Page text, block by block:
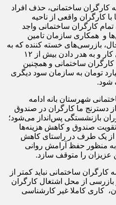
کارگران ساختمانی، حذف افراد
کارگران واقعی از ناحیه
کارگران ساختمانی واجد
و همکاری سازمان تامین
بازرسی‌های خسته کننده که به
شدت در کاهش بهره‌وری نیروی کار و به هدر دادن بیش از ۱۲
ساختمانی و همچنین
تومان به سازمان سود دیگری
شود.
شهرستان بانه ادامه
ما کارگران در صندوق
بازنشستگی پس‌انداز می‌شود؛
تقویت صندوق و کاهش هزینه‌ها
از یک طرف در راستای کاهش
منظور حفظ آرامش روانی
عزیزان را متوقف سازد.
ساختمانی نباید کمتر از
از محل اشتغال کارگران
کاری کاملا غیر کارشناسی